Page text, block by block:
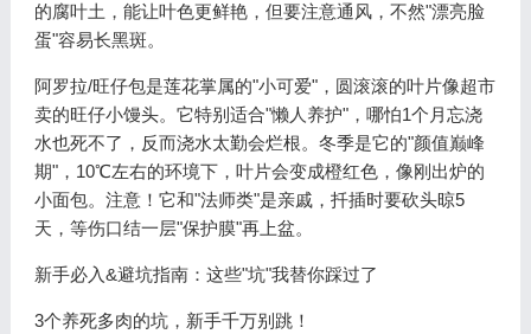
的腐叶土，能让叶色更鲜艳，但要注意通风，不然"漂亮脸
蛋"容易长黑斑。
阿罗拉/旺仔包是莲花掌属的"小可爱"，圆滚滚的叶片像超市
卖的旺仔小馒头。它特别适合"懒人养护"，哪怕1个月忘浇
水也死不了，反而浇水太勤会烂根。冬季是它的"颜值巅峰
期"，10℃左右的环境下，叶片会变成橙红色，像刚出炉的
小面包。注意！它和"法师类"是亲戚，扦插时要砍头晾5
天，等伤口结一层"保护膜"再上盆。
新手必入&避坑指南：这些"坑"我替你踩过了
3个养死多肉的坑，新手千万别跳！